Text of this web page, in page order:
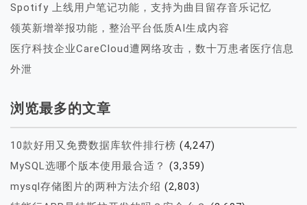
Spotify 上线用户笔记功能，支持为曲目留存音乐记忆
领英新增举报功能，整治平台低质AI生成内容
医疗科技企业CareCloud遭网络攻击，数十万患者医疗信息
外泄
浏览最多的文章
10款好用又免费数据库软件排行榜 (4,247)
MySQL选哪个版本使用最合适？ (3,359)
mysql存储图片的两种方法介绍 (2,803)